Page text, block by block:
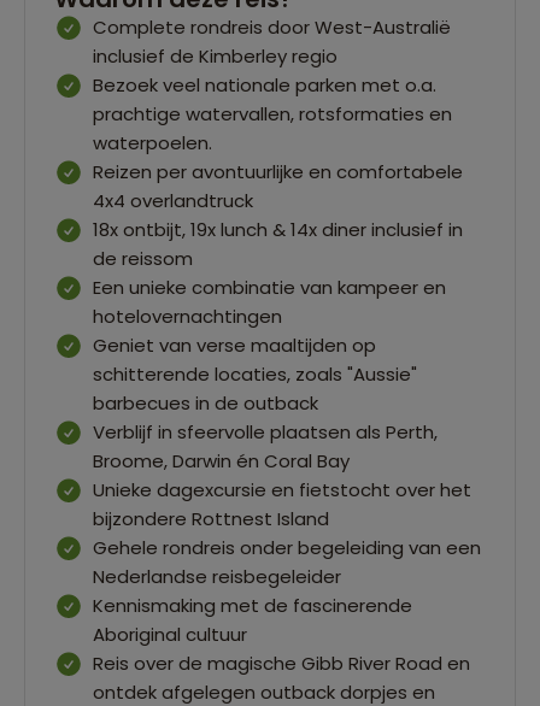
Complete rondreis door West-Australië
inclusief de Kimberley regio
Bezoek veel nationale parken met o.a.
prachtige watervallen, rotsformaties en
waterpoelen.
Reizen per avontuurlijke en comfortabele
4x4 overlandtruck
18x ontbijt, 19x lunch & 14x diner inclusief in
de reissom
Een unieke combinatie van kampeer en
hotelovernachtingen
Geniet van verse maaltijden op
schitterende locaties, zoals "Aussie"
barbecues in de outback
Verblijf in sfeervolle plaatsen als Perth,
Broome, Darwin én Coral Bay
Unieke dagexcursie en fietstocht over het
bijzondere Rottnest Island
Gehele rondreis onder begeleiding van een
Nederlandse reisbegeleider
Kennismaking met de fascinerende
Aboriginal cultuur
Reis over de magische Gibb River Road en
ontdek afgelegen outback dorpjes en